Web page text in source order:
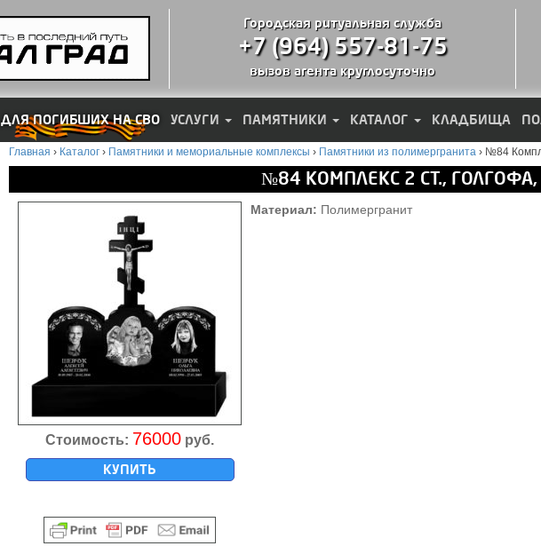
Городская ритуальная служба
+7 (964) 557-81-75
вызов агента круглосуточно
ДЛЯ ПОГИБШИХ НА СВО УСЛУГИ ПАМЯТНИКИ КАТАЛОГ КЛАДБИЩА
Главная › Каталог › Памятники и мемориальные комплексы › Памятники из полимергранита › №84
№84 КОМПЛЕКС 2 СТ., ГОЛГОФА,
Стоимость: 76000 руб.
КУПИТЬ
Материал: Полимергранит